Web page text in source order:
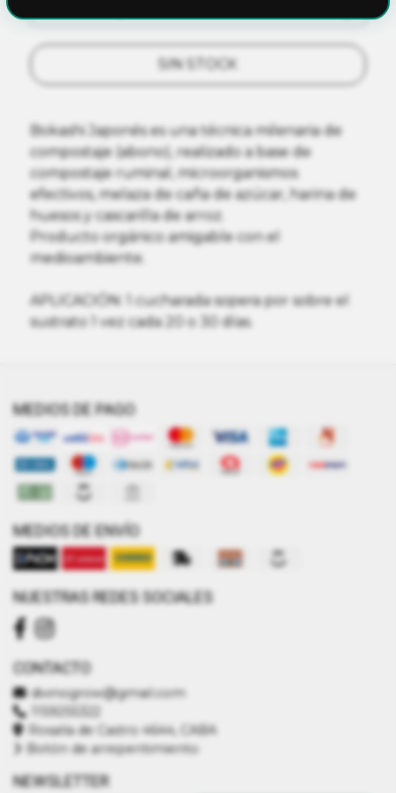
SIN STOCK
Bokashi Japonés es una técnica milenaria de
compostaje (abono), realizado a base de
compostaje ruminal, microorganismos
efectivos, melaza de caña de azúcar, harina de
huesos y cascarilla de arroz.
Producto orgánico amigable con el
medioambiente.
APLICACIÓN: 1 cucharada sopera por sobre el
sustrato 1 vez cada 20 o 30 días.
MEDIOS DE PAGO
MEDIOS DE ENVÍO
NUESTRAS REDES SOCIALES
CONTACTO
divinogrow@gmail.com
1159255322
Rosalía de Castro 4644, CABA
Botón de arrepentimiento
NEWSLETTER